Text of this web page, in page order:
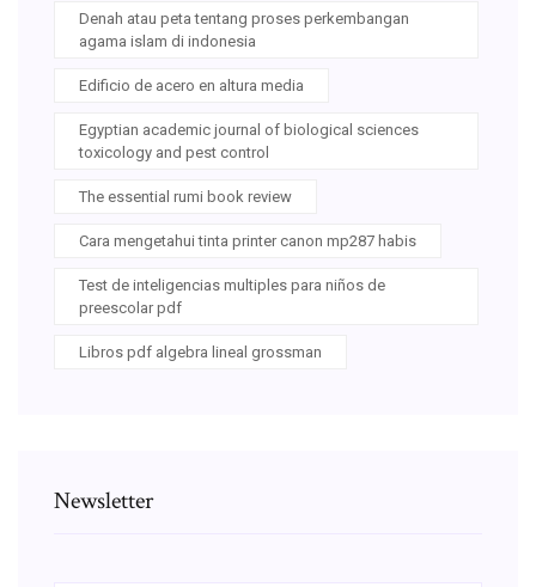
Denah atau peta tentang proses perkembangan
agama islam di indonesia
Edificio de acero en altura media
Egyptian academic journal of biological sciences
toxicology and pest control
The essential rumi book review
Cara mengetahui tinta printer canon mp287 habis
Test de inteligencias multiples para niños de
preescolar pdf
Libros pdf algebra lineal grossman
Newsletter